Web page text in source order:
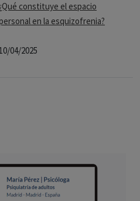
¿Qué constituye el espacio
en la esquizofrenia?
10/04/2025